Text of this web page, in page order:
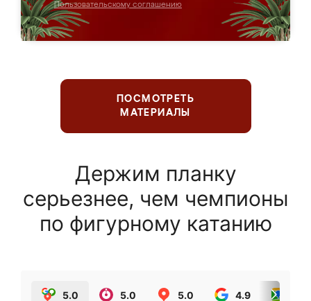
Пользовательскому соглашению
ПОСМОТРЕТЬ
МАТЕРИАЛЫ
Держим планку
серьезнее, чем чемпионы
по фигурному катанию
5.0 5.0 5.0 4.9